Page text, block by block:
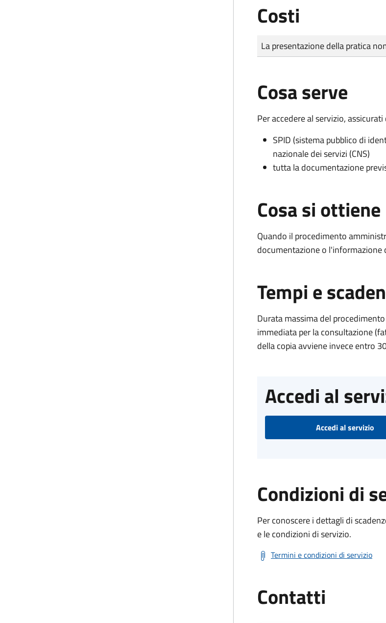
Costi
Tipo di pagamento
Importo
La presentazione della pratica
Cosa serve
Per accedere al servizio, assicurati
SPID (sistema pubblico di
nazionale dei servizi (CNS)
tutta la documentazione
Cosa si ottiene
Quando il procedimento
documentazione o l'informazione
Tempi e
Durata massima del
immediata per la consultazione
della copia avviene invece entro
Accedi al
Accedi al servizio
Condizioni di
Per conoscere i dettagli di
e le condizioni di servizio.
Termini e condizioni di servizio
Contatti